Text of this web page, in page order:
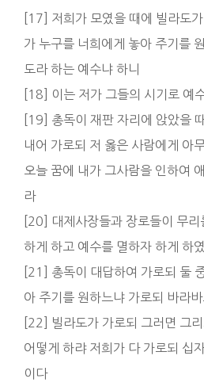
[17] 저희가 모였을 때에 빌라도
가 누구를 너희에게 놓아 주기를
도라 하는 예수냐 하니
[18] 이는 저가 그들의 시기로 예
[19] 총독이 재판 자리에 앉았을
내어 가로되 저 옳은 사람에게 아
오늘 꿈에 내가 그사람을 인하여
라
[20] 대제사장들과 장로들이 무
하게 하고 예수를 멸하자 하게 하
[21] 총독이 대답하여 가로되 둘
아 주기를 원하느냐 가로되 바라
[22] 빌라도가 가로되 그러면 그
어떻게 하랴 저희가 다 가로되 십
이다